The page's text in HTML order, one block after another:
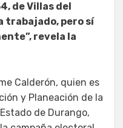
de Villas del
trabajado, pero sí
revela la
Calderón, quien es
y Planeación de la
de Durango,